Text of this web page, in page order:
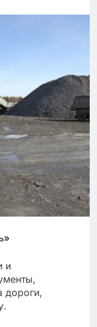
и
дороги,